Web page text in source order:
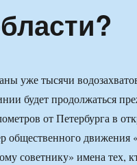
уже тысячи
будет продолжаться
от Петербурга в
общественного движения
советнику» имена тех,